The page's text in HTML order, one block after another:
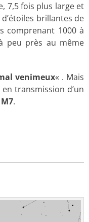
7,5 fois plus large et
brillantes de
comprenant 1000 à
peu près au même
venimeux« . Mais
transmission d’un
M7.